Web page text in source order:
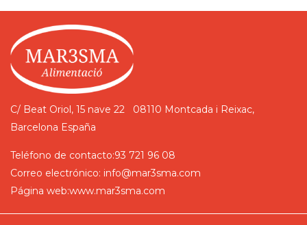
C/ Beat Oriol, 15 nave 22
08110 Montcada i Reixac,
Barcelona España
Teléfono de contacto:93 721 96 08
Correo electrónico: info@mar3sma.com
Página web:www.mar3sma.com